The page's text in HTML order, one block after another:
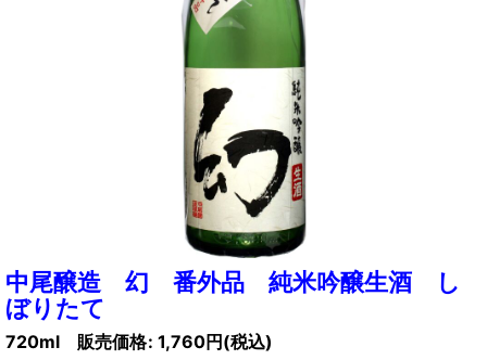
中尾醸造 幻 番外品 純米吟醸生酒 し
ぼりたて
720ml 販売価格: 1,760円 (税込)